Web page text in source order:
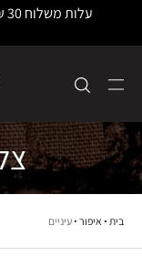
עלות משלוח 30 ₪ משלוח חינם ברכישה ב-249 ₪ ומעלה -
בית איפור עיניים